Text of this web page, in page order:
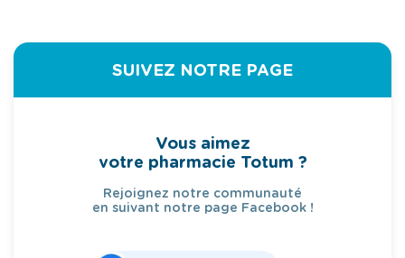
SUIVEZ NOTRE PAGE
Vous aimez
votre pharmacie Totum ?
Rejoignez notre communauté
en suivant notre page Facebook !